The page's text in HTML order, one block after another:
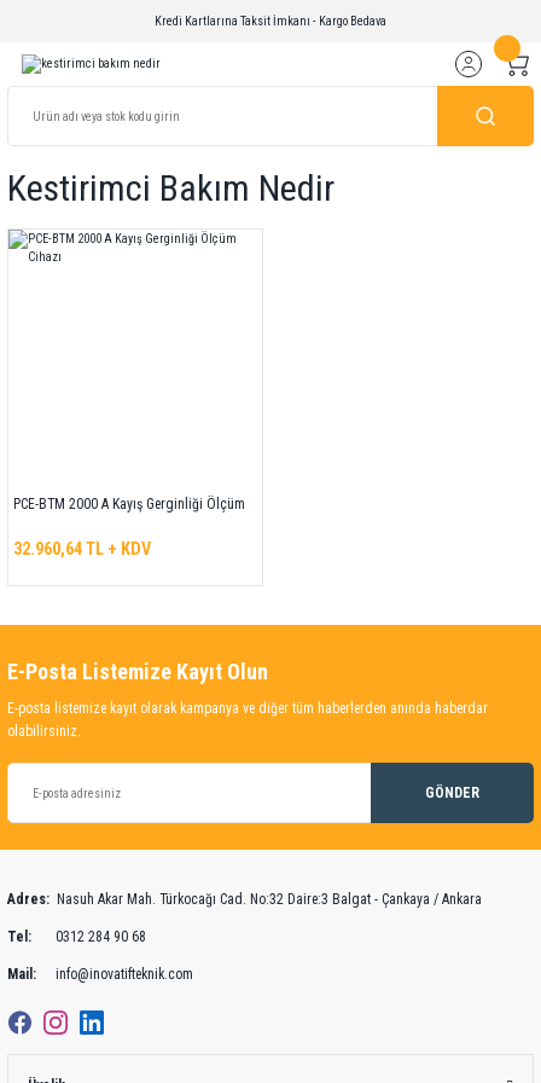
Kredi Kartlarına Taksit İmkanı - Kargo Bedava
Kestirimci Bakım Nedir
PCE-BTM 2000 A Kayış Gerginliği Ölçüm
32.960,64 TL + KDV
E-Posta Listemize Kayıt Olun
E-posta listemize kayıt olarak kampanya ve diğer tüm haberlerden anında haberdar
olabilirsiniz.
GÖNDER
Adres: Nasuh Akar Mah. Türkocağı Cad. No:32 Daire:3 Balgat - Çankaya / Ankara
Tel: 0312 284 90 68
Mail: info@inovatifteknik.com